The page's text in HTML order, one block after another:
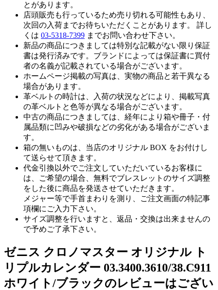
とがあります。
店頭販売も行っているため売り切れる可能性もあり、
次回の入荷までお待ちいただくことがあります。 詳し
くは 03-5318-7399 までお問い合わせ下さい。
新品の商品につきましては特別な記載がない限り保証
書は発行済みです。ブランドによっては保証書に買付
者の名義が記載されている場合がございます。
ホームページ掲載の写真は、実物の商品と若干異なる
場合があります。
革ベルトの時計は、入荷の状況などにより、掲載写真
の革ベルトと色等が異なる場合がございます。
中古の商品につきましては、経年により箱や冊子・付
属品類に凹みや破損などの劣化がある場合がございま
す。
箱の無いものは、当店のオリジナル BOX をお付けし
て送らせて頂きます。
代金引換以外でご注文していただいているお客様に
は、ご希望の場合、無料でブレスレットのサイズ調整
をした後に商品を発送させていただきます。
メジャー等で手首まわりを測り、ご注文画面の特記事
項欄にご入力下さい。
サイズ調整を行いますと、返品・交換は出来ませんの
で予めご了承下さい。
ゼニス クロノマスター オリジナル ト
リプルカレンダー 03.3400.3610/38.C911
ホワイト/ブラックのレビューはござい